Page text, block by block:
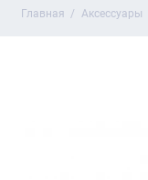
Главная Аксессуары